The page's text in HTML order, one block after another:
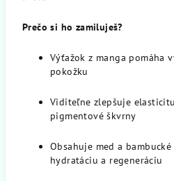
Prečo si ho zamiluješ?
Výťažok z manga pomáha
pokožku
Viditeľne zlepšuje
pigmentové škvrny
Obsahuje med a
hydratáciu a regeneráciu